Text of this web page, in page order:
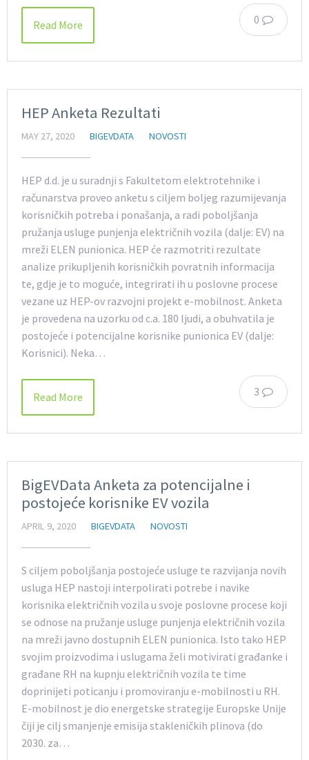
0
Read More
HEP Anketa Rezultati
MAY 27, 2020 BIGEVDATA NOVOSTI
HEP d.d. je u suradnji s Fakultetom elektrotehnike i
računarstva proveo anketu s ciljem boljeg razumijevanja
korisničkih potreba i ponašanja, a radi poboljšanja
pružanja usluge punjenja električnih vozila (dalje: EV) na
mreži ELEN punionica. HEP će razmotriti rezultate
analize prikupljenih korisničkih povratnih informacija
te, gdje je to moguće, integrirati ih u poslovne procese
vezane uz HEP-ov razvojni projekt e-mobilnost. Anketa
je provedena na uzorku od c.a. 180 ljudi, a obuhvatila je
postojeće i potencijalne korisnike punionica EV (dalje:
Korisnici). Neka…
3
Read More
BigEVData Anketa za potencijalne i
postojeće korisnike EV vozila
APRIL 9, 2020 BIGEVDATA NOVOSTI
S ciljem poboljšanja postojeće usluge te razvijanja novih
usluga HEP nastoji interpolirati potrebe i navike
korisnika električnih vozila u svoje poslovne procese koji
se odnose na pružanje usluge punjenja električnih vozila
na mreži javno dostupnih ELEN punionica. Isto tako HEP
svojim proizvodima i uslugama želi motivirati građanke i
građane RH na kupnju električnih vozila te time
doprinijeti poticanju i promoviranju e-mobilnosti u RH.
E-mobilnost je dio energetske strategije Europske Unije
čiji je cilj smanjenje emisija stakleničkih plinova (do
2030. za…